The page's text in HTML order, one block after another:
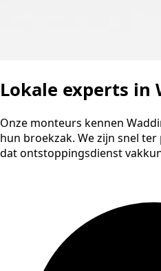
Lokale experts in
Onze monteurs kennen
hun broekzak. We zijn snel
dat ontstoppingsdienst